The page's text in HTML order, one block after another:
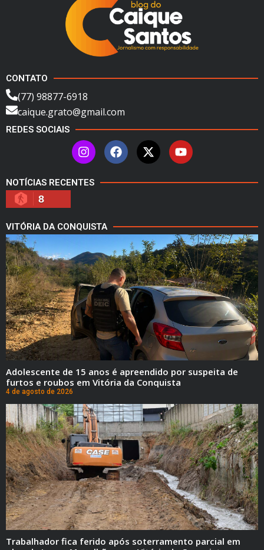
CONTATO
(77) 98877-6918
caique.grato@gmail.com
REDES SOCIAIS
NOTÍCIAS RECENTES
8
VITÓRIA DA CONQUISTA
Adolescente de 15 anos é apreendido por suspeita de
furtos e roubos em Vitória da Conquista
4 de agosto de 2026
Trabalhador fica ferido após soterramento parcial em